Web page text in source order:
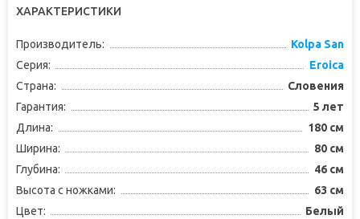
ХАРАКТЕРИСТИКИ
Производитель:
Kolpa San
Серия:
Eroica
Страна:
Словения
Гарантия:
5 лет
Длина:
180 см
Ширина:
80 см
Глубина:
46 см
Высота с ножками:
63 см
Цвет:
Белый